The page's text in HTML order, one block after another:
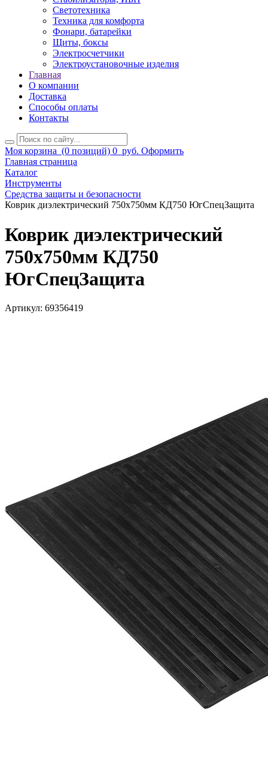
Светотехника
Техника для комфорта
Фонари, батарейки
Щиты, боксы
Электросчетчики
Электроустановочные изделия
Главная
О компании
Доставка
Способы оплаты
Контакты
Моя корзина (0 позиций) 0 руб. Оформить
Главная страница
Каталог
Инструменты
Средства защиты и безопасности
Коврик диэлектрический 750х750мм КД750 ЮгСпецЗащита
Коврик диэлектрический
750х750мм КД750
ЮгСпецЗащита
Артикул: 69356419